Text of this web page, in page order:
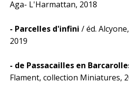
Aga- L'Harmattan, 2018
- Parcelles d'infini / éd.
2019
- de Passacailles en
Flament, collection Miniatures,